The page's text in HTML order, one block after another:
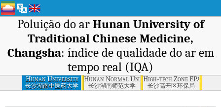
Poluição do ar Hunan University of
Traditional Chinese Medicine,
Changsha: índice de qualidade do ar em
tempo real (IQA)
Hunan University
of Traditional
Chinese Medicine,
长沙湖南中医药大学
Hunan Normal University, Changsha
长沙湖南师范大学
High-tech Zone EPA,
长沙高开区环保局